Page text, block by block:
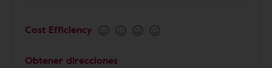
Cost Efficiency
Obtener direcciones